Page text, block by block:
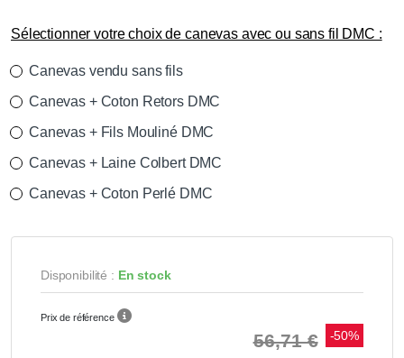
Sélectionner votre choix de canevas avec ou sans fil DMC :
Canevas vendu sans fils
Canevas + Coton Retors DMC
Canevas + Fils Mouliné DMC
Canevas + Laine Colbert DMC
Canevas + Coton Perlé DMC
Disponibilité : En stock
Prix de référence
56,71 € -50%